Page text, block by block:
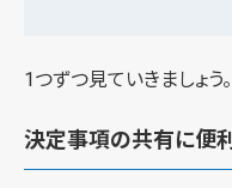
1つずつ見ていきましょう。
決定事項の共有に便利